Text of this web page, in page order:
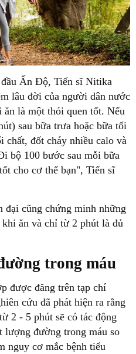
Ấn Độ, Tiến sĩ Nitika
lâu đời của người dân nước
ăn là một thói quen tốt. Nếu
sau bữa trưa hoặc bữa tối
chất, đốt cháy nhiều calo và
bộ 100 bước sau mỗi bữa
cho cơ thể bạn", Tiến sĩ
ăn và chỉ từ 2 phút là đủ
trong máu
cứu đã phát hiện ra rằng
2 - 5 phút sẽ có tác động
lượng đường trong máu so
nguy cơ mắc bệnh tiểu